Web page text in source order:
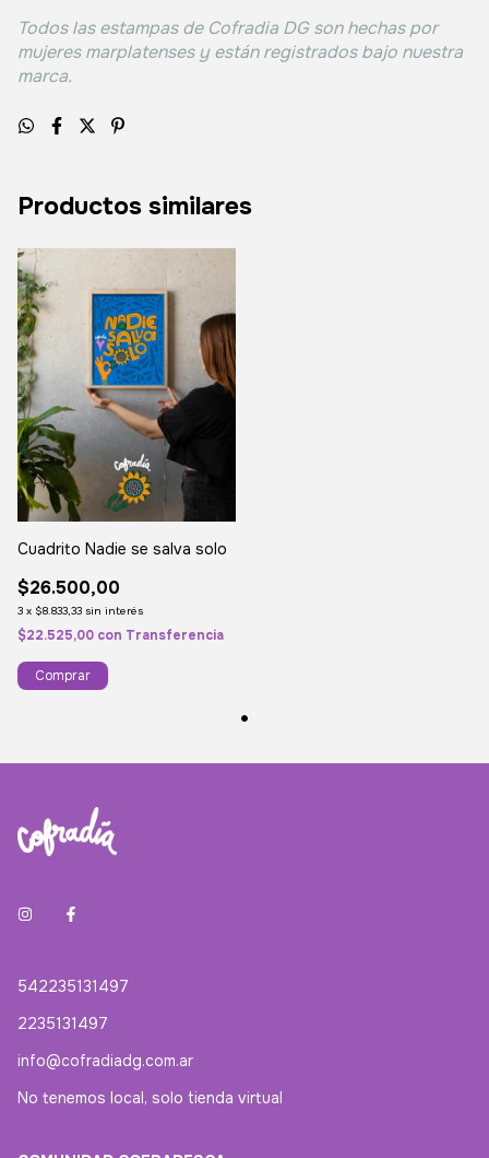
Todos las estampas de Cofradia DG son hechas por
mujeres marplatenses y están registrados bajo nuestra
marca.
Productos similares
Cuadrito Nadie se salva solo
$26.500,00
3 x $8.833,33 sin interés
$22.525,00 con Transferencia
542235131497
2235131497
info@cofradiadg.com.ar
No tenemos local, solo tienda virtual